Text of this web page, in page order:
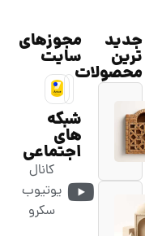
جدید
ترین
محصولات
مجوزهای
سایت
شبکه
های
اجتماعی
کانال
یوتیوب
سکرو